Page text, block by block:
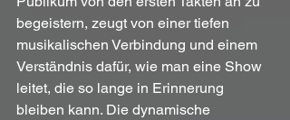
begeistern, zeugt von einer tiefen
musikalischen Verbindung und einem
Verständnis dafür, wie man eine Show
leitet, die so lange in Erinnerung
bleiben kann. Die dynamische